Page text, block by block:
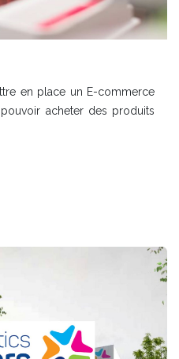
en place un E-commerce
acheter des produits